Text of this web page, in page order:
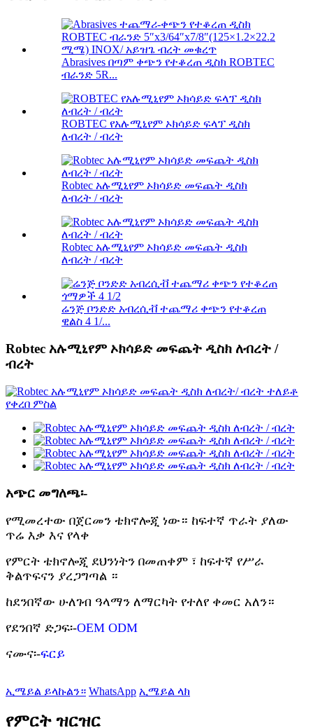
Abrasives በጣም ቀጭን የተቆረጠ ዲስክ ROBTEC
ብራንድ 5R...
ROBTEC የአሉሚኒየም ኦክሳይድ ፍላፕ ዲስክ
ለብረት / ብረት
Robtec አሉሚኒየም ኦክሳይድ መፍጨት ዲስክ
ለብረት / ብረት
Robtec አሉሚኒየም ኦክሳይድ መፍጨት ዲስክ
ለብረት / ብረት
ሬንጅ ቦንድድ አብረሲቭ ተጨማሪ ቀጭን የተቆረጠ
ዊልስ 4 1/...
Robtec አሉሚኒየም ኦክሳይድ መፍጨት ዲስክ ለብረት /
ብረት
አጭር መግለጫ፡-
የሚመረተው በጀርመን ቴክኖሎጂ ነው። ከፍተኛ ጥራት ያለው
ጥሬ እቃ እና የላቀ
የምርት ቴክኖሎጂ ደህንነትን በመጠቀም ፣ ከፍተኛ የሥራ
ቅልጥፍናን ያረጋግጣል ።
ከደንበኛው ሁለገብ ዓላማን ለማርካት የተለየ ቀመር አለን።
የደንበኛ ድጋፍ፡-OEM ODM
ናሙና፡-ፍርይ
ኢሜይል ይላኩልን። WhatsApp ኢሜይል ላክ
የምርት ዝርዝር